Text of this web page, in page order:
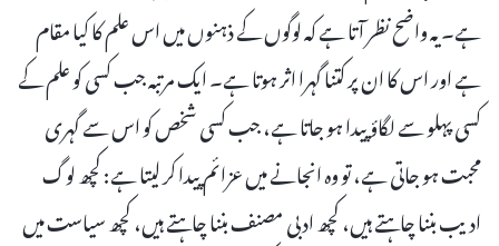
ہے۔ یہ واضح نظر آتا ہے کہ لوگوں کے ذہنوں میں اس علم کا کیا مقام
ہے اور اس کا ان پر کتنا گہرا اثر ہوتا ہے۔ ایک مرتبہ جب کسی کو علم کے
کسی پہلو سے لگاؤ پیدا ہو جاتا ہے، جب کسی شخص کو اس سے گہری
محبت ہو جاتی ہے، تو وہ انجانے میں عزائم پیدا کر لیتا ہے: کچھ لوگ
ادیب بننا چاہتے ہیں، کچھ ادبی مصنف بننا چاہتے ہیں، کچھ سیاست میں